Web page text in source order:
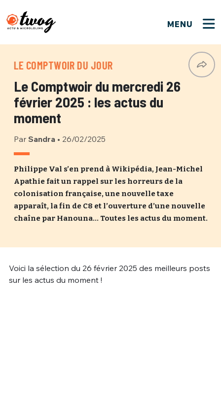
MENU
LE COMPTWOIR DU JOUR
Le Comptwoir du mercredi 26
février 2025 : les actus du
moment
Par Sandra • 26/02/2025
Philippe Val s’en prend à Wikipédia, Jean-Michel
Apathie fait un rappel sur les horreurs de la
colonisation française, une nouvelle taxe
apparaît, la fin de C8 et l’ouverture d’une nouvelle
chaîne par Hanouna… Toutes les actus du moment.
Voici la sélection du 26 février 2025 des meilleurs posts
sur les actus du moment !
PSEUDO*
PASSWORD*
JE M'INSCRIS
Connexion
PSEUDO
MOT DE PASSE Mot de passe perdu ?
CONNEXION
FERMER
VOTRE PARTICIPATION
Que souhaitez-vous proposer ?
Quelques tweets
M'INSCRIRE
Un Thread
C'EST PARTI